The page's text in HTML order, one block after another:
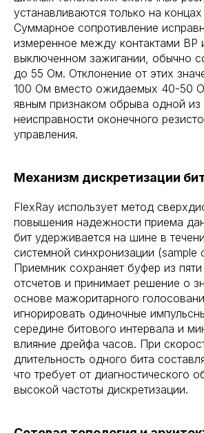
устанавливаются только на концах
Суммарное сопротивление
измеренное между контактами BP
выключенном зажигании, обычно
до 55 Ом. Отклонение от этих
100 Ом вместо ожидаемых 40-50
явным признаком обрыва одной из
неисправности оконечного
управления.
Механизм дискретизации
FlexRay использует метод
повышения надежности приема
бит удерживается на шине в
системной синхронизации (sample
Приемник сохраняет буфер из
отсчетов и принимает решение о
основе мажоритарного
игнорировать одиночные
середине битового интервала и
влияние дрейфа часов. При
длительность одного бита
что требует от диагностического
высокой частоты дискретизации.